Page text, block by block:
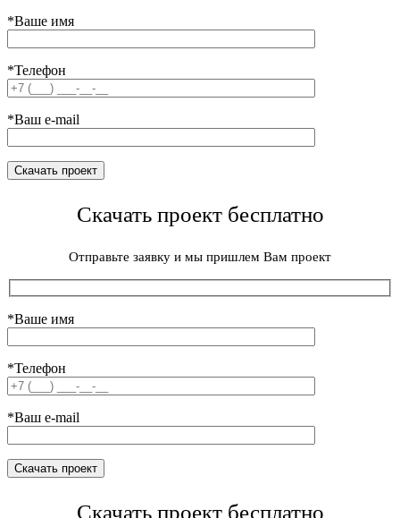
*Ваше имя
*Телефон
*Ваш e-mail
Скачать проект бесплатно
Отправьте заявку и мы пришлем Вам проект
*Ваше имя
*Телефон
*Ваш e-mail
Скачать проект бесплатно